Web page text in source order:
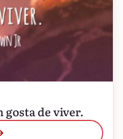
gosta de viver.